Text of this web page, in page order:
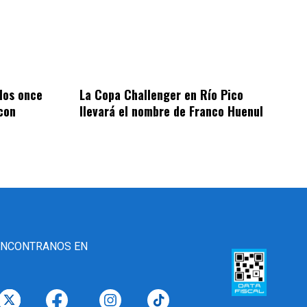
once
La Copa Challenger en Río Pico
llevará el nombre de Franco Huenul
EN